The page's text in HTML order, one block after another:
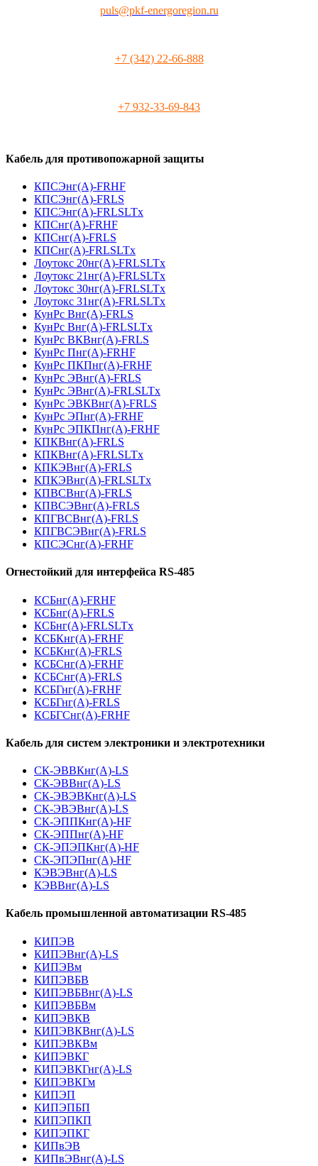
puls@pkf-energoregion.ru
+7 (342) 22-66-888
+7 932-33-69-843
Кабель для противопожарной защиты
КПСЭнг(А)-FRHF
КПСЭнг(А)-FRLS
КПСЭнг(А)-FRLSLTx
КПСнг(А)-FRHF
КПСнг(А)-FRLS
КПСнг(А)-FRLSLTx
Лоутокс 20нг(А)-FRLSLTx
Лоутокс 21нг(А)-FRLSLTx
Лоутокс 30нг(А)-FRLSLTx
Лоутокс 31нг(А)-FRLSLTx
КунРс Внг(А)-FRLS
КунРс Внг(А)-FRLSLTx
КунРс ВКВнг(А)-FRLS
КунРс Пнг(А)-FRHF
КунРс ПКПнг(А)-FRHF
КунРс ЭВнг(А)-FRLS
КунРс ЭВнг(А)-FRLSLTx
КунРс ЭВКВнг(А)-FRLS
КунРс ЭПнг(А)-FRHF
КунРс ЭПКПнг(А)-FRHF
КПКВнг(А)-FRLS
КПКВнг(А)-FRLSLTx
КПКЭВнг(А)-FRLS
КПКЭВнг(А)-FRLSLTx
КПВСВнг(А)-FRLS
КПВСЭВнг(А)-FRLS
КПГВСВнг(А)-FRLS
КПГВСЭВнг(А)-FRLS
КПСЭСнг(А)-FRHF
Огнестойкий для интерфейса RS-485
КСБнг(А)-FRHF
КСБнг(А)-FRLS
КСБнг(А)-FRLSLTx
КСБКнг(А)-FRHF
КСБКнг(А)-FRLS
КСБСнг(А)-FRHF
КСБСнг(А)-FRLS
КСБГнг(А)-FRHF
КСБГнг(А)-FRLS
КСБГСнг(А)-FRHF
Кабель для систем электроники и электротехники
СК-ЭВВКнг(А)-LS
СК-ЭВВнг(А)-LS
СК-ЭВЭВКнг(А)-LS
СК-ЭВЭВнг(А)-LS
СК-ЭППКнг(А)-HF
СК-ЭППнг(А)-HF
СК-ЭПЭПКнг(А)-HF
СК-ЭПЭПнг(А)-HF
КЭВЭВнг(А)-LS
КЭВВнг(А)-LS
Кабель промышленной автоматизации RS-485
КИПЭВ
КИПЭВнг(А)-LS
КИПЭВм
КИПЭВБВ
КИПЭВБВнг(А)-LS
КИПЭВБВм
КИПЭВКВ
КИПЭВКВнг(А)-LS
КИПЭВКВм
КИПЭВКГ
КИПЭВКГнг(А)-LS
КИПЭВКГм
КИПЭП
КИПЭПБП
КИПЭПКП
КИПЭПКГ
КИПвЭВ
КИПвЭВнг(А)-LS